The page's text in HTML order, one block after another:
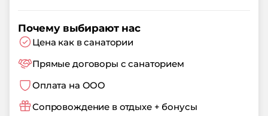
Почему выбирают нас
Цена как в санатории
Прямые договоры с санаторием
Оплата на ООО
Сопровождение в отдыхе + бонусы